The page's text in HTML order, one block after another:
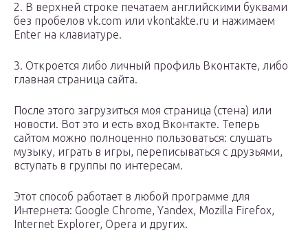
2. В верхней строке печатаем английскими буквами
без пробелов vk.com или vkontakte.ru и нажимаем
Enter на клавиатуре.
3. Откроется либо личный профиль Вконтакте, либо
главная страница сайта.
После этого загрузиться моя страница (стена) или
новости. Вот это и есть вход Вконтакте. Теперь
сайтом можно полноценно пользоваться: слушать
музыку, играть в игры, переписываться с друзьями,
вступать в группы по интересам.
Этот способ работает в любой программе для
Интернета: Google Chrome, Yandex, Mozilla Firefox,
Internet Explorer, Opera и других.